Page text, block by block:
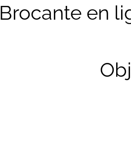
Brocante en